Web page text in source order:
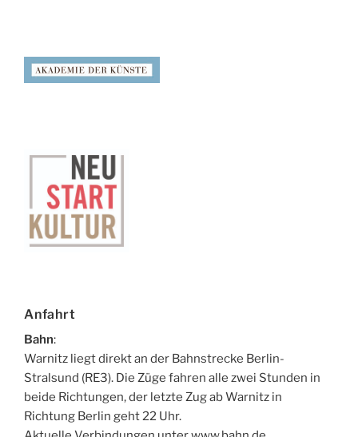
Anfahrt
Bahn:
Warnitz liegt direkt an der Bahnstrecke Berlin-
Stralsund (RE3). Die Züge fahren alle zwei Stunden in
beide Richtungen, der letzte Zug ab Warnitz in
Richtung Berlin geht 22 Uhr.